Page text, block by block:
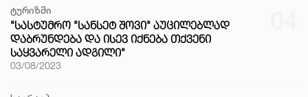
ტურიზმი
"ᲡᲐᲡᲢᲣᲛᲠᲝ "ᲡᲐᲜᲡᲔᲢ ᲨᲝᲕᲘ" ᲐᲣᲪᲘᲚᲔᲑᲚᲐᲓ
ᲓᲐᲑᲠᲣᲜᲓᲔᲑᲐ ᲓᲐ ᲘᲡᲔᲕ ᲘᲥᲜᲔᲑᲐ ᲗᲥᲕᲔᲜᲘ
ᲡᲐᲧᲕᲐᲠᲔᲚᲘ ᲐᲓᲒᲘᲚᲘ"
03/08/2023